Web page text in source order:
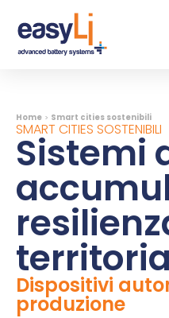
Home > Smart cities sostenibili
SMART CITIES SOSTENIBILI
Sistemi
Dispositivi
produzione